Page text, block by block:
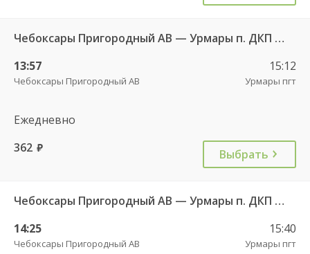
Чебоксары Пригородный АВ — Урмары п. ДКП 513
13:57
Чебоксары Пригородный АВ
15:12
Урмары пгт
Ежедневно
362 руб. Выбрать
Чебоксары Пригородный АВ — Урмары п. ДКП 513
14:25
Чебоксары Пригородный АВ
15:40
Урмары пгт